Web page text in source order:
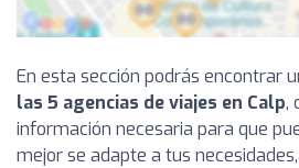
En esta sección podrás encontrar
las 5 agencias de viajes en Calp,
información necesaria para que
mejor se adapte a tus